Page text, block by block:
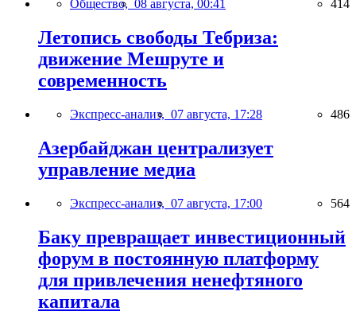
Общество, 08 августа, 00:41 414
Летопись свободы Тебриза:
движение Мешруте и
современность
Экспресс-анализ, 07 августа, 17:28 486
Азербайджан централизует
управление медиа
Экспресс-анализ, 07 августа, 17:00 564
Баку превращает инвестиционный
форум в постоянную платформу
для привлечения ненефтяного
капитала